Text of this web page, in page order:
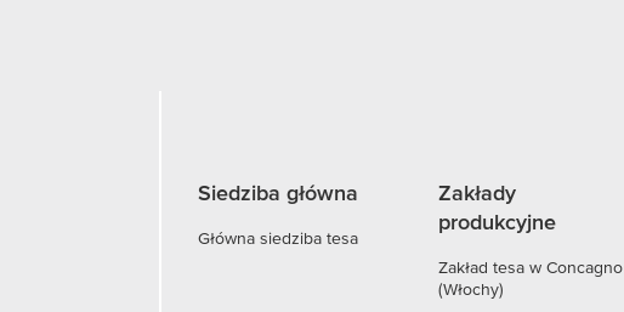
Siedziba główna
Główna siedziba tesa
Zakłady
produkcyjne
Zakład tesa w Concagno
(Włochy)